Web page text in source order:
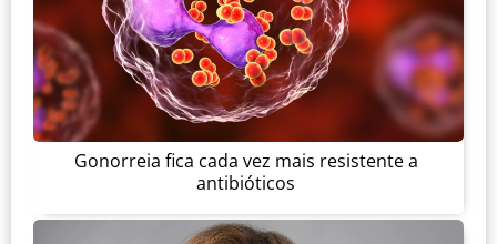
Gonorreia fica cada vez mais resistente a
antibióticos